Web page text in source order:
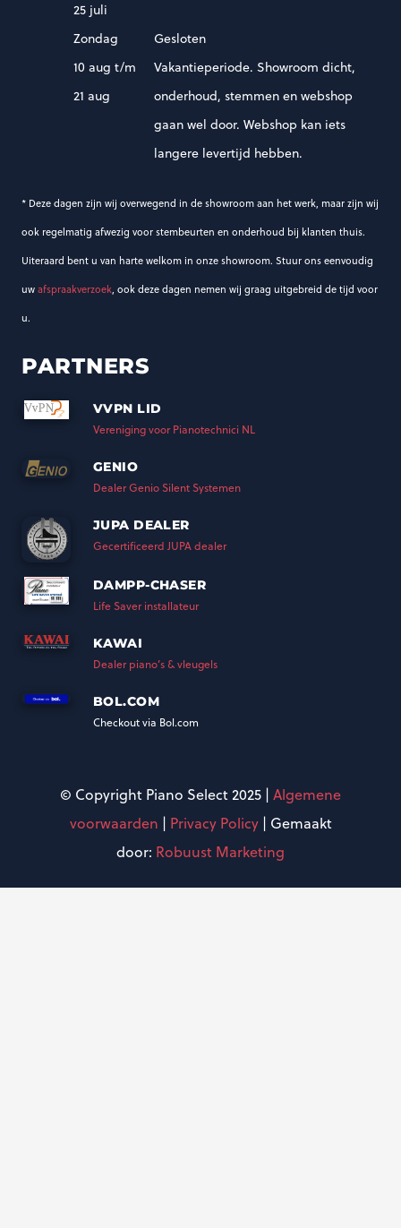
25 juli
Zondag
Gesloten
10 aug t/m
21 aug
Vakantieperiode. Showroom dicht,
onderhoud, stemmen en webshop
gaan wel door. Webshop kan iets
langere levertijd hebben.
* Deze dagen zijn wij overwegend in de showroom aan het werk, maar zijn wij
ook regelmatig afwezig voor stembeurten en onderhoud bij klanten thuis.
Uiteraard bent u van harte welkom in onze showroom. Stuur ons eenvoudig
uwafspraakverzoek, ook deze dagen nemen wij graag uitgebreid de tijd voor
u.
PARTNERS
VVPN LID
Vereniging voor Pianotechnici NL
GENIO
Dealer Genio Silent Systemen
JUPA DEALER
Gecertificeerd JUPA dealer
DAMPP-CHASER
Life Saver installateur
KAWAI
Dealer piano’s & vleugels
BOL.COM
Checkout via Bol.com
© Copyright Piano Select 2025 | Algemene
voorwaarden | Privacy Policy| Gemaakt
door: Robuust Marketing